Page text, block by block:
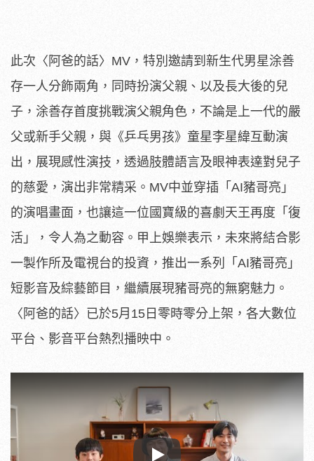
此次〈阿爸的話〉MV， 特別邀請到新生代男星涂善
存一人分飾兩角，同時扮演父親、 以及長大後的兒
子，涂善存首度挑戰演父親角色， 不論是上一代的嚴
父或新手父親，與《乒乓男孩》 童星李星緯互動演
出，展現感性演技， 透過肢體語言及眼神表達對兒子
的慈愛，演出非常精采。MV中並穿插「AI豬哥亮」
的演唱畫面，也讓這一位國寶級的喜劇天王再度「 復
活」，令人為之動容。甲上娛樂表示， 未來將結合影
一製作所及電視台的投資，推出一系列「AI豬哥亮」
短影音及綜藝節目，繼續展現豬哥亮的無窮魅力。
〈阿爸的話〉已於5月15日零時零分上架，各大數位
平台、影音平台熱烈播映中。